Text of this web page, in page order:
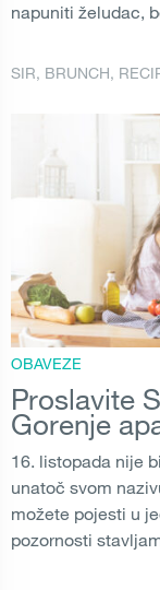
napuniti želudac,
SIR, BRUNCH,
OBAVEZE
Proslavite
Gorenje
16. listopada nije
unatoč svom
možete pojesti u
pozornosti